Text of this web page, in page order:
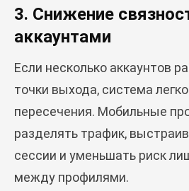
3. Снижение
аккаунтами
Если несколько аккаунтов
точки выхода, система
пересечения. Мобильные
разделять трафик,
сессии и уменьшать риск
между профилями.